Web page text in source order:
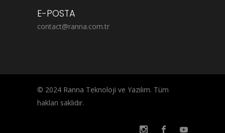
E-POSTA
contact@ranna.com.tr
© 2024 Ranna Teknoloji ve Yazılım. Tüm
hakları saklıdır.